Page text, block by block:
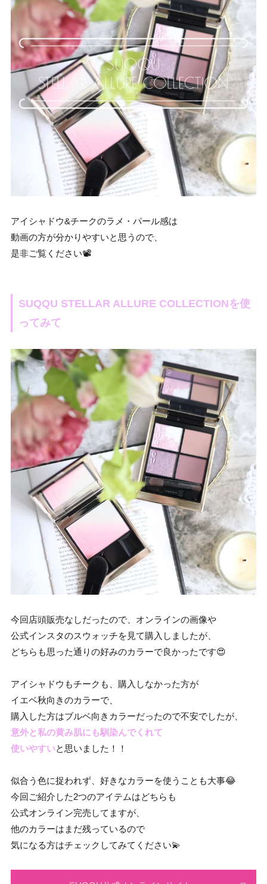
アイシャドウ&チークのラメ・パール感は
動画の方が分かりやすいと思うので、
是非ご覧ください📽️
SUQQU STELLAR ALLURE COLLECTIONを使
ってみて
今回店頭販売なしだったので、オンラインの画像や
公式インスタのスウォッチを見て購入しましたが、
どちらも思った通りの好みのカラーで良かったです😍
アイシャドウもチークも、購入しなかった方が
イエベ秋向きのカラーで、
購入した方はブルベ向きカラーだったので不安でしたが、
意外と私の黄み肌にも馴染んでくれて
使いやすいと思いました！！
似合う色に捉われず、好きなカラーを使うことも大事😂
今回ご紹介した2つのアイテムはどちらも
公式オンライン完売してますが、
他のカラーはまだ残っているので
気になる方はチェックしてみてください💫